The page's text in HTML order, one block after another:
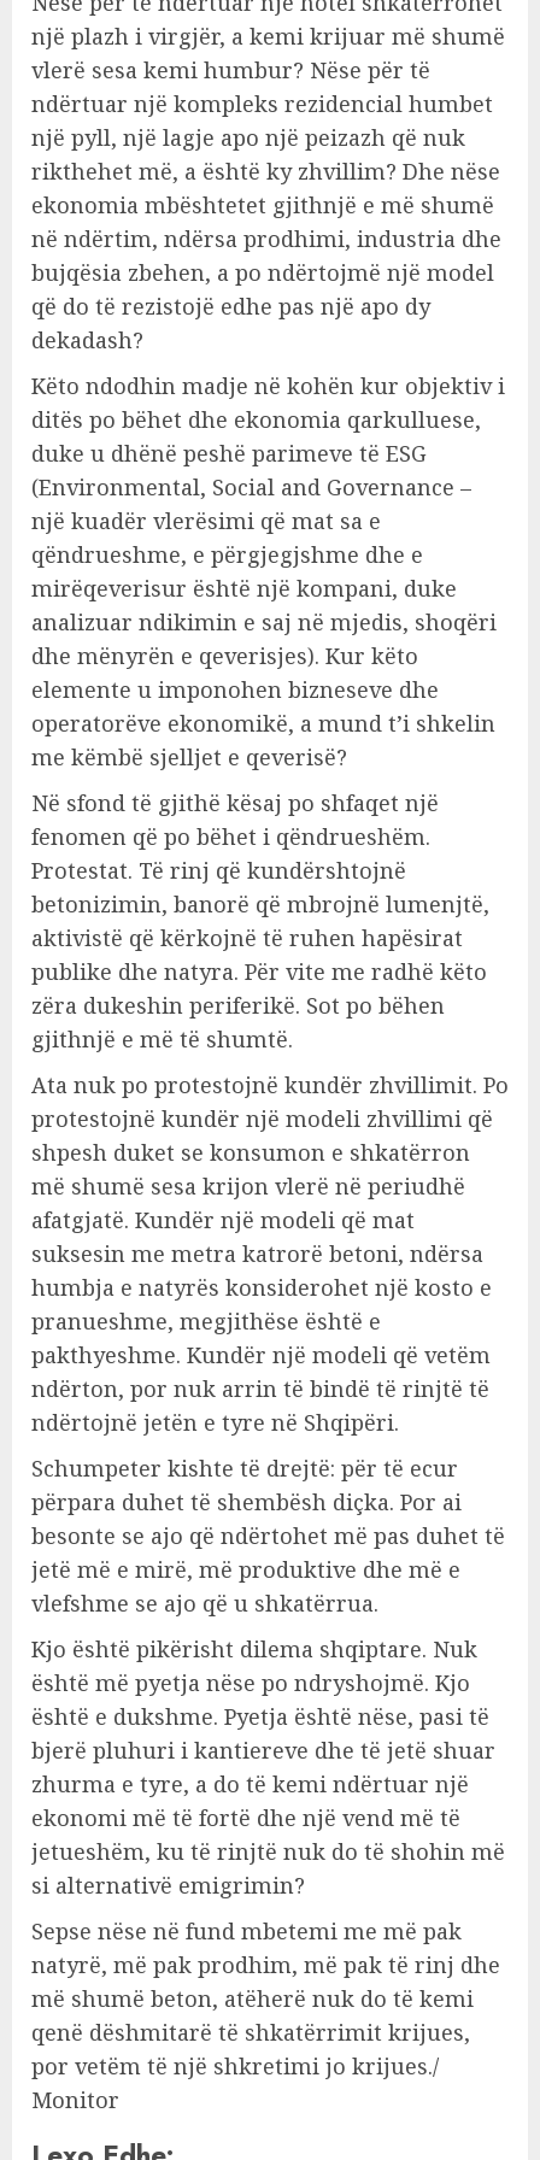
një plazh i virgjër, a kemi krijuar më shumë
vlerë sesa kemi humbur? Nëse për të
ndërtuar një kompleks rezidencial humbet
një pyll, një lagje apo një peizazh që nuk
rikthehet më, a është ky zhvillim? Dhe nëse
ekonomia mbështetet gjithnjë e më shumë
në ndërtim, ndërsa prodhimi, industria dhe
bujqësia zbehen, a po ndërtojmë një model
që do të rezistojë edhe pas një apo dy
dekadash?
Këto ndodhin madje në kohën kur objektiv i
ditës po bëhet dhe ekonomia qarkulluese,
duke u dhënë peshë parimeve të ESG
(Environmental, Social and Governance –
një kuadër vlerësimi që mat sa e
qëndrueshme, e përgjegjshme dhe e
mirëqeverisur është një kompani, duke
analizuar ndikimin e saj në mjedis, shoqëri
dhe mënyrën e qeverisjes). Kur këto
elemente u imponohen bizneseve dhe
operatorëve ekonomikë, a mund t’i shkelin
me këmbë sjelljet e qeverisë?
Në sfond të gjithë kësaj po shfaqet një
fenomen që po bëhet i qëndrueshëm.
Protestat. Të rinj që kundërshtojnë
betonizimin, banorë që mbrojnë lumenjtë,
aktivistë që kërkojnë të ruhen hapësirat
publike dhe natyra. Për vite me radhë këto
zëra dukeshin periferikë. Sot po bëhen
gjithnjë e më të shumtë.
Ata nuk po protestojnë kundër zhvillimit. Po
protestojnë kundër një modeli zhvillimi që
shpesh duket se konsumon e shkatërron
më shumë sesa krijon vlerë në periudhë
afatgjatë. Kundër një modeli që mat
suksesin me metra katrorë betoni, ndërsa
humbja e natyrës konsiderohet një kosto e
pranueshme, megjithëse është e
pakthyeshme. Kundër një modeli që vetëm
ndërton, por nuk arrin të bindë të rinjtë të
ndërtojnë jetën e tyre në Shqipëri.
Schumpeter kishte të drejtë: për të ecur
përpara duhet të shembësh diçka. Por ai
besonte se ajo që ndërtohet më pas duhet të
jetë më e mirë, më produktive dhe më e
vlefshme se ajo që u shkatërrua.
Kjo është pikërisht dilema shqiptare. Nuk
është më pyetja nëse po ndryshojmë. Kjo
është e dukshme. Pyetja është nëse, pasi të
bjerë pluhuri i kantiereve dhe të jetë shuar
zhurma e tyre, a do të kemi ndërtuar një
ekonomi më të fortë dhe një vend më të
jetueshëm, ku të rinjtë nuk do të shohin më
si alternativë emigrimin?
Sepse nëse në fund mbetemi me më pak
natyrë, më pak prodhim, më pak të rinj dhe
më shumë beton, atëherë nuk do të kemi
qenë dëshmitarë të shkatërrimit krijues,
por vetëm të një shkretimi jo krijues./
Monitor